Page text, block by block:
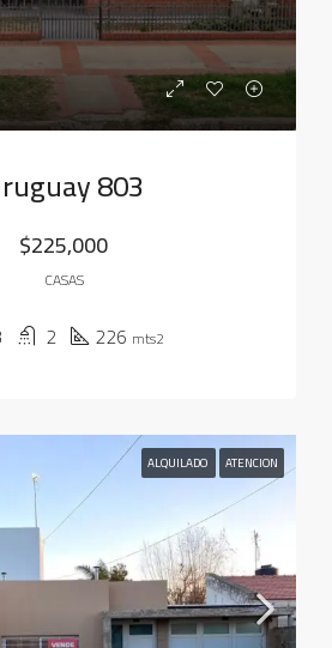
803
$225,000
CASAS
2 226 mts2
ALQUILADO ATENCION